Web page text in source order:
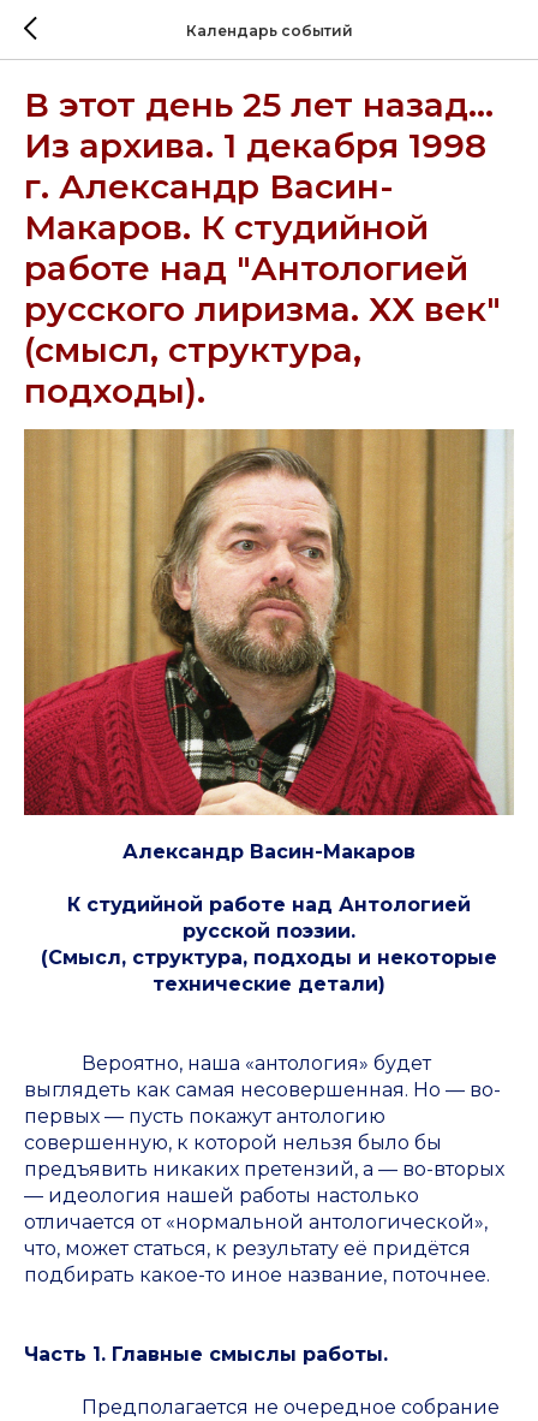
Календарь событий
В этот день 25 лет назад...
Из архива. 1 декабря 1998
г. Александр Васин-
Макаров. К студийной
работе над "Антологией
русского лиризма. ХХ век"
(смысл, структура,
подходы).
Александр Васин-Макаров
К студийной работе над Антологией
русской поэзии.
(Смысл, структура, подходы и некоторые
технические детали)
Вероятно, наша «антология» будет
выглядеть как самая несовершенная. Но — во-
первых — пусть покажут антологию
совершенную, к которой нельзя было бы
предъявить никаких претензий, а — во-вторых
— идеология нашей работы настолько
отличается от «нормальной антологической»,
что, может статься, к результату её придётся
подбирать какое-то иное название, поточнее.
Часть 1. Главные смыслы работы.
Предполагается не очередное собрание